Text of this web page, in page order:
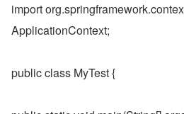
import
ApplicationContext;
public class MyTest {